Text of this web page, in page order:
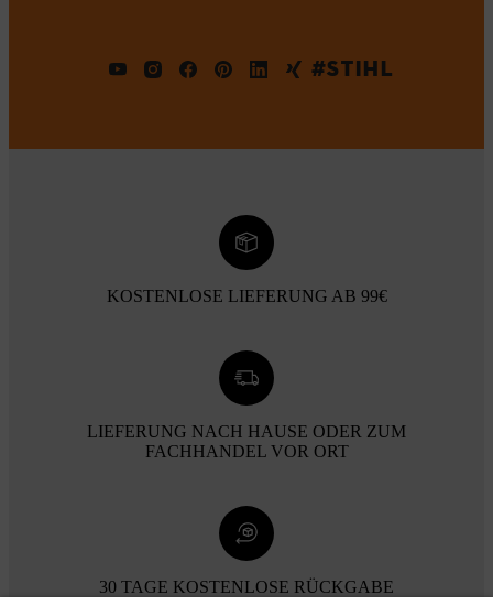
#STIHL
KOSTENLOSE LIEFERUNG AB 99€
LIEFERUNG NACH HAUSE ODER ZUM
FACHHANDEL VOR ORT
30 TAGE KOSTENLOSE RÜCKGABE